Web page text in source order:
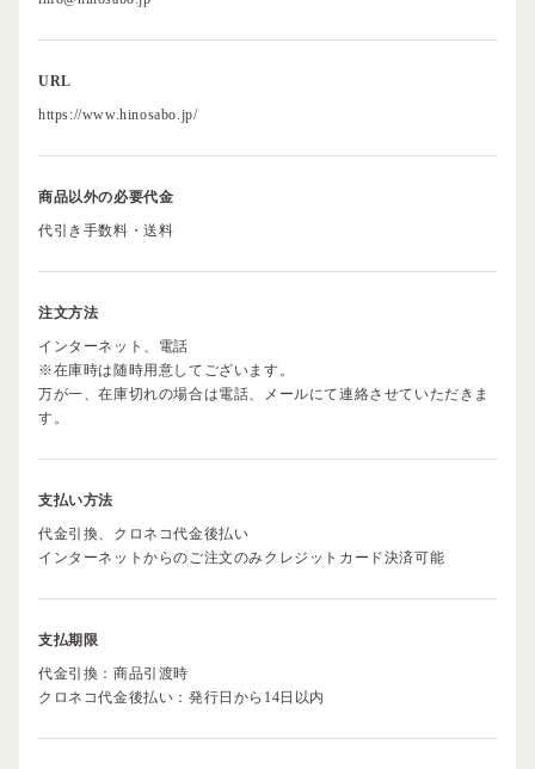
URL
https://www.hinosabo.jp/
商品以外の必要代金
代引き手数料・送料
注文方法
インターネット、電話
※在庫時は随時用意してございます。
万が一、在庫切れの場合は電話、メールにて連絡させていただきま
す。
支払い方法
代金引換、クロネコ代金後払い
インターネットからのご注文のみクレジットカード決済可能
支払期限
代金引換：商品引渡時
クロネコ代金後払い：発行日から14日以内